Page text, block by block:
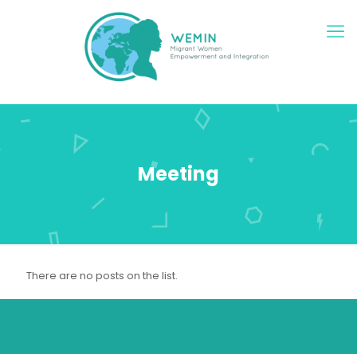
Meeting
There are no posts on the list.